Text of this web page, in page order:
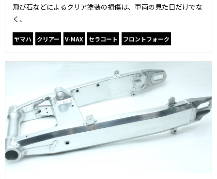
飛び石などによるクリア塗装の損傷は、車両の見た目だけでな
く、
ヤマハ クリアー V-MAX セラコート フロントフォーク